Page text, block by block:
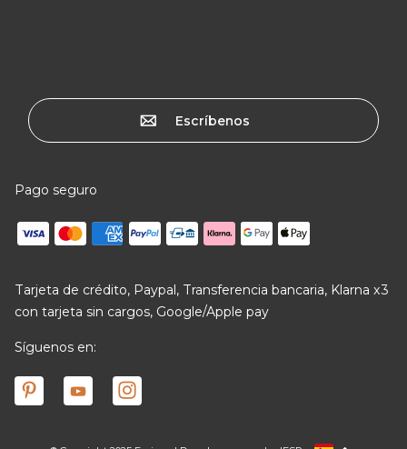
Escríbenos
Pago seguro
Tarjeta de crédito, Paypal, Transferencia bancaria, Klarna x3
con tarjeta sin cargos, Google/Apple pay
Síguenos en: